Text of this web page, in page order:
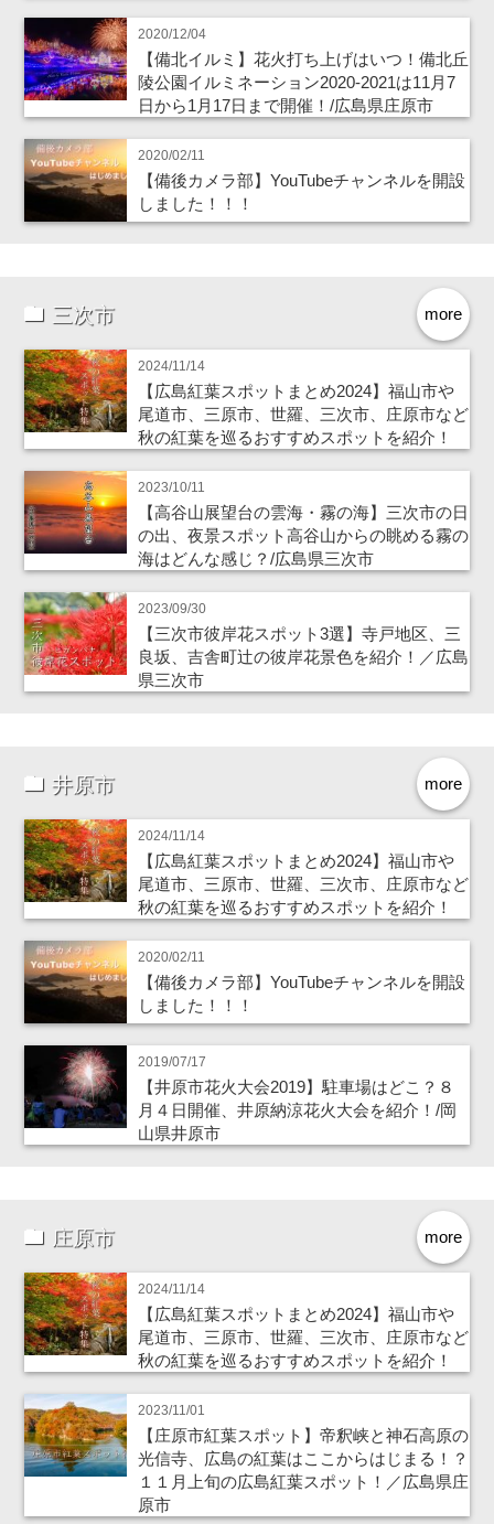
2020/12/04
【備北イルミ】花火打ち上げはいつ！備北丘
陵公園イルミネーション2020-2021は11月7
日から1月17日まで開催！/広島県庄原市
2020/02/11
【備後カメラ部】YouTubeチャンネルを開設
しました！！！
more
三次市
2024/11/14
【広島紅葉スポットまとめ2024】福山市や
尾道市、三原市、世羅、三次市、庄原市など
秋の紅葉を巡るおすすめスポットを紹介！
2023/10/11
【高谷山展望台の雲海・霧の海】三次市の日
の出、夜景スポット高谷山からの眺める霧の
海はどんな感じ？/広島県三次市
2023/09/30
【三次市彼岸花スポット3選】寺戸地区、三
良坂、吉舎町辻の彼岸花景色を紹介！／広島
県三次市
more
井原市
2024/11/14
【広島紅葉スポットまとめ2024】福山市や
尾道市、三原市、世羅、三次市、庄原市など
秋の紅葉を巡るおすすめスポットを紹介！
2020/02/11
【備後カメラ部】YouTubeチャンネルを開設
しました！！！
2019/07/17
【井原市花火大会2019】駐車場はどこ？８
月４日開催、井原納涼花火大会を紹介！/岡
山県井原市
more
庄原市
2024/11/14
【広島紅葉スポットまとめ2024】福山市や
尾道市、三原市、世羅、三次市、庄原市など
秋の紅葉を巡るおすすめスポットを紹介！
2023/11/01
【庄原市紅葉スポット】帝釈峡と神石高原の
光信寺、広島の紅葉はここからはじまる！？
１１月上旬の広島紅葉スポット！／広島県庄
原市